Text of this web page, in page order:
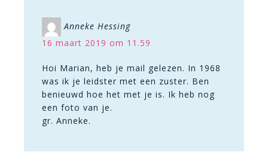
Anneke Hessing
16 maart 2019 om 11.59
Hoi Marian, heb je mail gelezen. In 1968
was ik je leidster met een zuster. Ben
benieuwd hoe het met je is. Ik heb nog
een foto van je.
gr. Anneke.